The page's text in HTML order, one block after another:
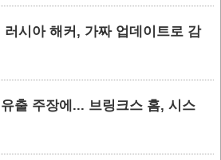
러시아 해커, 가짜 업데이트로 감
출 주장에... 브링크스 홈, 시스